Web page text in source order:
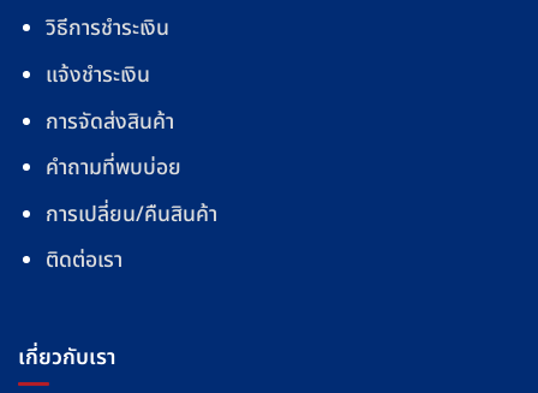
วิธีการชำระเงิน
แจ้งชำระเงิน
การจัดส่งสินค้า
คำถามที่พบบ่อย
การเปลี่ยน/คืนสินค้า
ติดต่อเรา
เกี่ยวกับเรา